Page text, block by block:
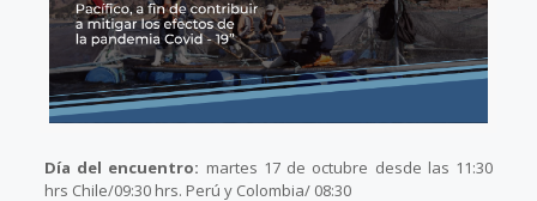
Día del encuentro: martes 17 de octubre desde las 11:30
hrs Chile/09:30 hrs. Perú y Colombia/ 08:30